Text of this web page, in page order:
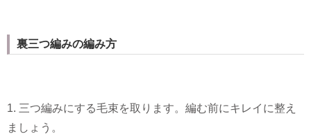
裏三つ編みの編み方
1. 三つ編みにする毛束を取ります。編む前にキレイに整え
ましょう。